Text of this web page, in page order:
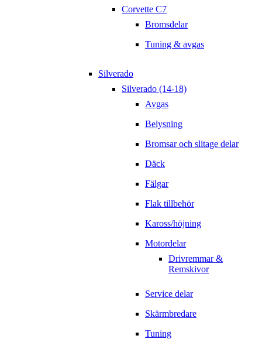
Corvette C7
Bromsdelar
Tuning & avgas
Silverado
Silverado (14-18)
Avgas
Belysning
Bromsar och slitage delar
Däck
Fälgar
Flak tillbehör
Kaross/höjning
Motordelar
Drivremmar &
Remskivor
Service delar
Skärmbredare
Tuning